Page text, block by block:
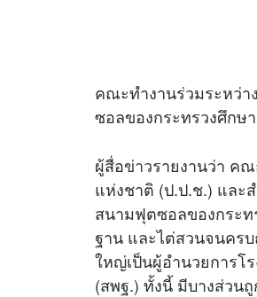
คณะทำงานร่วมระหว่
ซอลของกระทรวงศึกษ
ผู้สื่อข่าวรายงานว่า ค
แห่งชาติ (ป.ป.ช.) และ
สนามฟุตซอลของกระท
ฐาน และไต่สวนจนคร
ใหญ่เป็นผู้อำนวยการโ
(สพฐ.) ทั้งนี้ มีบางส่วน